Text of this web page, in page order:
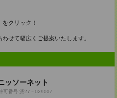
クリック！
せて幅広くご提案いたします。
ッソーネット
可番号:派27－029007